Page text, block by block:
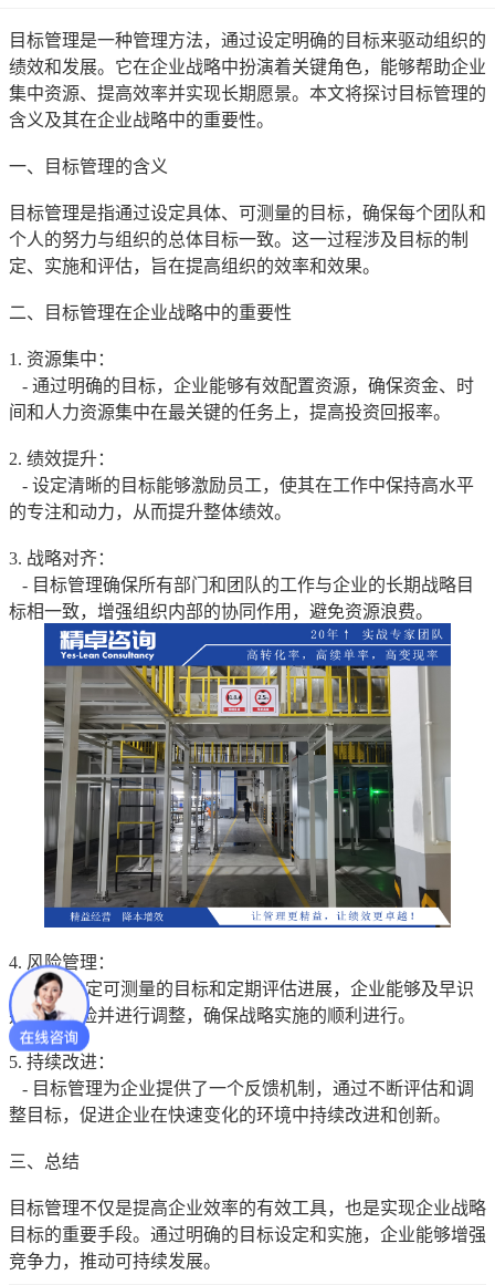
目标管理是一种管理方法，通过设定明确的目标来驱动组织的
绩效和发展。它在企业战略中扮演着关键角色，能够帮助企业
集中资源、提高效率并实现长期愿景。本文将探讨目标管理的
含义及其在企业战略中的重要性。
一、目标管理的含义
目标管理是指通过设定具体、可测量的目标，确保每个团队和
个人的努力与组织的总体目标一致。这一过程涉及目标的制
定、实施和评估，旨在提高组织的效率和效果。
二、目标管理在企业战略中的重要性
1. 资源集中：
- 通过明确的目标，企业能够有效配置资源，确保资金、时
间和人力资源集中在最关键的任务上，提高投资回报率。
2. 绩效提升：
- 设定清晰的目标能够激励员工，使其在工作中保持高水平
的专注和动力，从而提升整体绩效。
3. 战略对齐：
- 目标管理确保所有部门和团队的工作与企业的长期战略目
标相一致，增强组织内部的协同作用，避免资源浪费。
4. 风险管理：
- 通过设定可测量的目标和定期评估进展，企业能够及早识
别潜在风险并进行调整，确保战略实施的顺利进行。
5. 持续改进：
- 目标管理为企业提供了一个反馈机制，通过不断评估和调
整目标，促进企业在快速变化的环境中持续改进和创新。
三、总结
目标管理不仅是提高企业效率的有效工具，也是实现企业战略
目标的重要手段。通过明确的目标设定和实施，企业能够增强
竞争力，推动可持续发展。